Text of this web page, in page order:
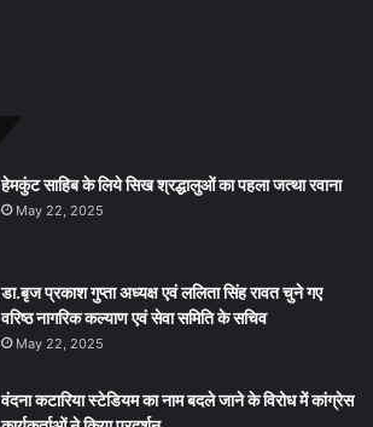
हेमकुंट साहिब के लिये सिख श्रद्धालुओं का पहला जत्था रवाना
May 22, 2025
डा.बृज प्रकाश गुप्ता अध्यक्ष एवं ललिता सिंह रावत चुने गए
वरिष्ठ नागरिक कल्याण एवं सेवा समिति के सचिव
May 22, 2025
वंदना कटारिया स्टेडियम का नाम बदले जाने के विरोध में कांग्रेस